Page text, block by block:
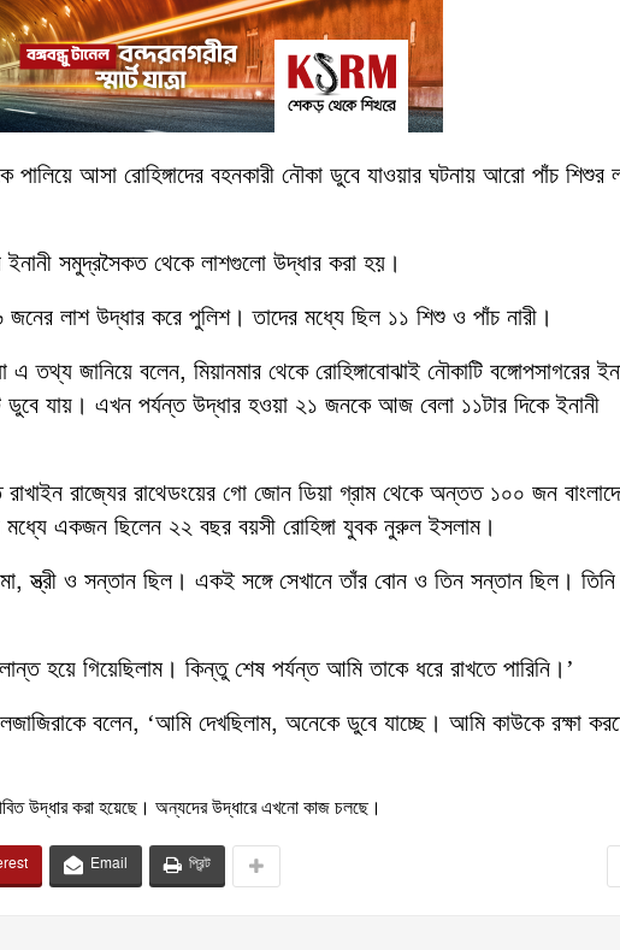
পালিয়ে আসা রোহিঙ্গাদের বহনকারী নৌকা ডুবে যাওয়ার ঘটনায় আরো পাঁচ শিশুর
সমুদ্রসৈকত থেকে লাশগুলো উদ্ধার করা হয়।
লাশ উদ্ধার করে পুলিশ। তাদের মধ্যে ছিল ১১ শিশু ও পাঁচ নারী।
এ তথ্য জানিয়ে বলেন, মিয়ানমার থেকে রোহিঙ্গাবোঝাই নৌকাটি বঙ্গোপসাগরের
ডুবে যায়। এখন পর্যন্ত উদ্ধার হওয়া ২১ জনকে আজ বেলা ১১টার দিকে ইনানী
রাজ্যের রাথেডংয়ের গো জোন ডিয়া গ্রাম থেকে অন্তত ১০০ জন
একজন ছিলেন ২২ বছর বয়সী রোহিঙ্গা যুবক নুরুল ইসলাম।
স্ত্রী ও সন্তান ছিল। একই সঙ্গে সেখানে তাঁর বোন ও তিন সন্তান ছিল। তিনি
হয়ে গিয়েছিলাম। কিন্তু শেষ পর্যন্ত আমি তাকে ধরে রাখতে পারিনি।’
বলেন, ‘আমি দেখছিলাম, অনেকে ডুবে যাচ্ছে। আমি কাউকে রক্ষা
উদ্ধার করা হয়েছে। অন্যদের উদ্ধারে এখনো কাজ চলছে।
Email প্রিন্ট